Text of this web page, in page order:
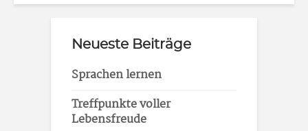
Neueste Beiträge
Sprachen lernen
Treffpunkte voller
Lebensfreude